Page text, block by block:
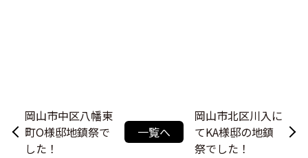
岡山市中区八幡東
町O様邸地鎮祭で
した！
一覧へ
岡山市北区川入に
てKA様邸の地鎮
祭でした！